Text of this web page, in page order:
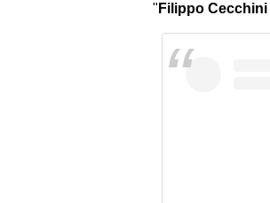
" Filippo Cecchini